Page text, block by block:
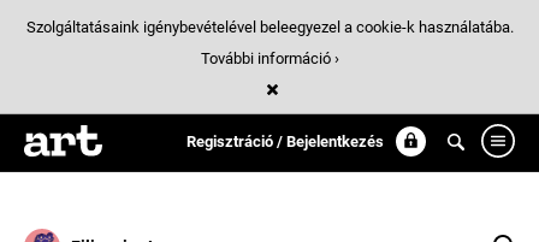
Regisztráció / Bejelentkezés
Találatok/ 3:
granola
Szolgáltatásaink igénybevételével beleegyezel a cookie-k használatába.
További információ ›